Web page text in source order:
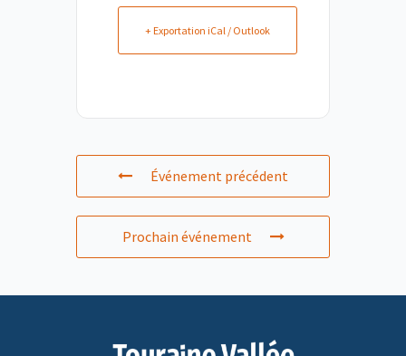
+ Exportation iCal / Outlook
Événement précédent
Prochain événement